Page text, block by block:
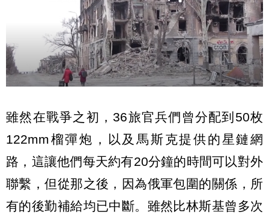
雖然在戰爭之初，36旅官兵們曾分配到50枚
122mm榴彈炮，以及馬斯克提供的星鏈網
路，這讓他們每天約有20分鐘的時間可以對外
聯繫，但從那之後，因為俄軍包圍的關係，所
有的後勤補給均已中斷。雖然比林斯基曾多次